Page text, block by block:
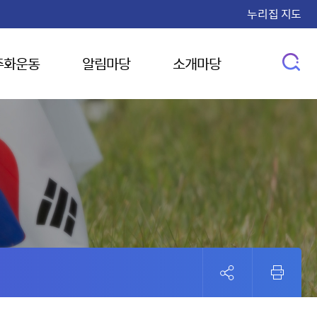
누리집 지도
운동 알림마당 소개마당